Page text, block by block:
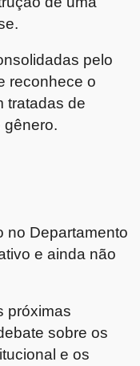
pelo
reconhece o
tratadas de
gênero.
no Departamento
e ainda não
próximas
sobre os
e os